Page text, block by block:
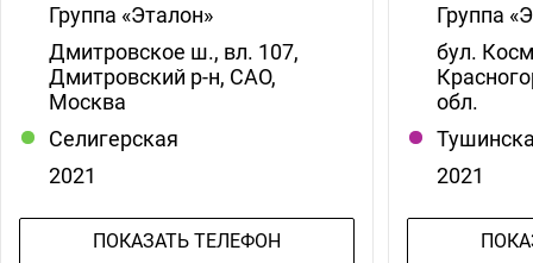
Группа «Эталон»
Дмитровское ш., вл. 107,
Дмитровский р-н, САО,
Москва
Селигерская
2021
ПОКАЗАТЬ ТЕЛЕФОН
Группа
бул.
обл.
2021